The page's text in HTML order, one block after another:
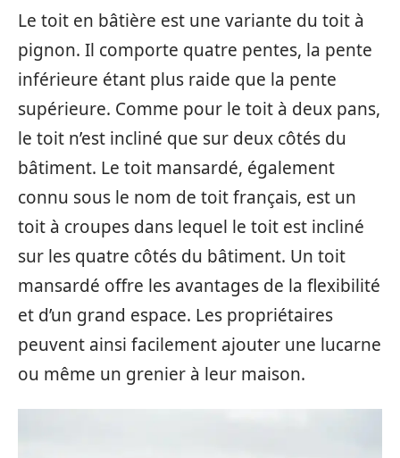
Le toit en bâtière est une variante du toit à
pignon. Il comporte quatre pentes, la pente
inférieure étant plus raide que la pente
supérieure. Comme pour le toit à deux pans,
le toit n’est incliné que sur deux côtés du
bâtiment. Le toit mansardé, également
connu sous le nom de toit français, est un
toit à croupes dans lequel le toit est incliné
sur les quatre côtés du bâtiment. Un toit
mansardé offre les avantages de la flexibilité
et d’un grand espace. Les propriétaires
peuvent ainsi facilement ajouter une lucarne
ou même un grenier à leur maison.